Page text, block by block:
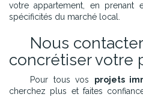
votre appartement, en
spécificités du marché local.
Nous
concrétiser votre
Pour tous vos projets
cherchez plus et faites